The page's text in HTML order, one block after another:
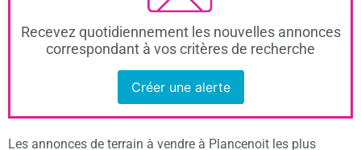
Recevez quotidiennement les nouvelles annonces
correspondant à vos critères de recherche
Créer une alerte
Les annonces de terrain à vendre à Plancenoit les plus